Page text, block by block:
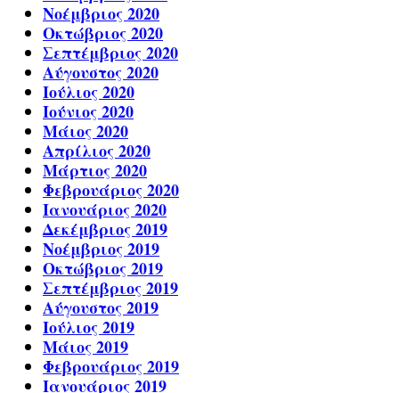
Νοέμβριος 2020
Οκτώβριος 2020
Σεπτέμβριος 2020
Αύγουστος 2020
Ιούλιος 2020
Ιούνιος 2020
Μάιος 2020
Απρίλιος 2020
Μάρτιος 2020
Φεβρουάριος 2020
Ιανουάριος 2020
Δεκέμβριος 2019
Νοέμβριος 2019
Οκτώβριος 2019
Σεπτέμβριος 2019
Αύγουστος 2019
Ιούλιος 2019
Μάιος 2019
Φεβρουάριος 2019
Ιανουάριος 2019